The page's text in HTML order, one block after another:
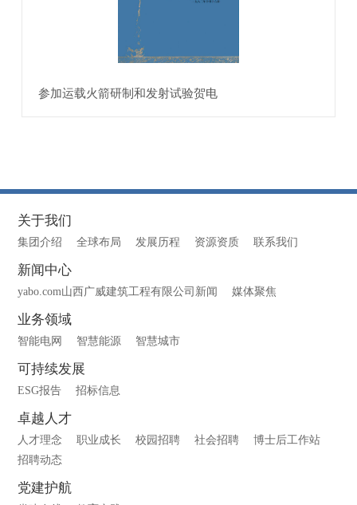
参加运载火箭研制和发射试验贺电
关于我们
集团介绍 全球布局 发展历程 资源资质 联系我们
新闻中心
yabo.com山西广威建筑工程有限公司新闻 媒体聚焦
业务领域
智能电网 智慧能源 智慧城市
可持续发展
ESG报告 招标信息
卓越人才
人才理念 职业成长 校园招聘 社会招聘
博士后工作站
招聘动态
党建护航